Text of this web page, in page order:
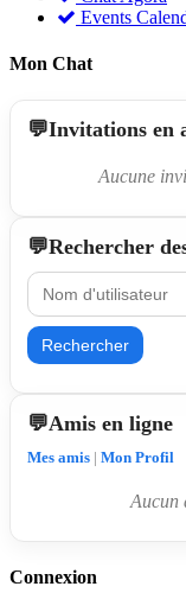
Events
Mon Chat
Invitations en
Aucune
Rechercher
Rechercher
Amis en ligne
Mes amis | Mon Profil
Aucun
Connexion